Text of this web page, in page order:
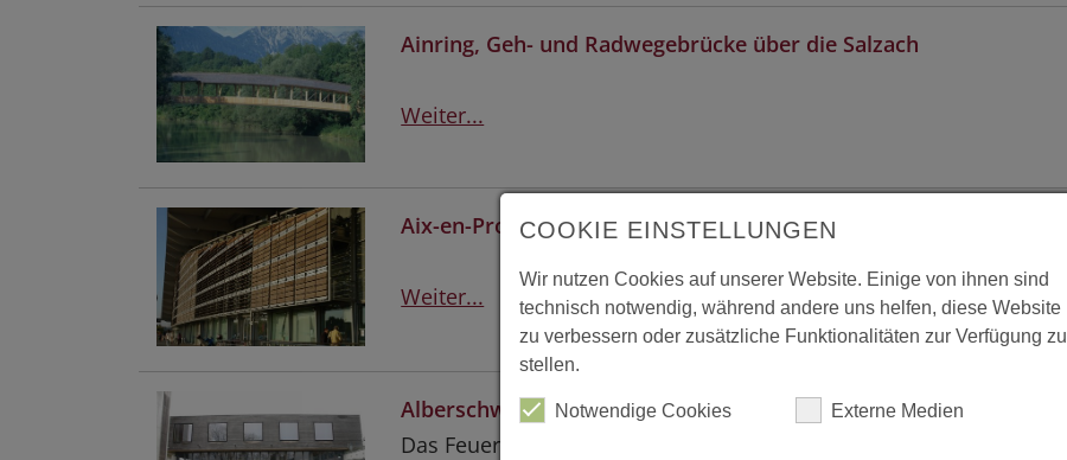
Ainring, Geh- und Radwegebrücke über die Salzach
Weiter...
Aix-en-Provence, TGV Bahnhof
Weiter...
Alberschwende, Feuerwehrhaus
Das Feuerwehrgebäude ist Teil eines Ensembles, das auch ein
COOKIE EINSTELLUNGEN
Wir nutzen Cookies auf unserer Website. Einige von ihnen sind
technisch notwendig, während andere uns helfen, diese Website
zu verbessern oder zusätzliche Funktionalitäten zur Verfügung zu
stellen.
Notwendige Cookies Externe Medien